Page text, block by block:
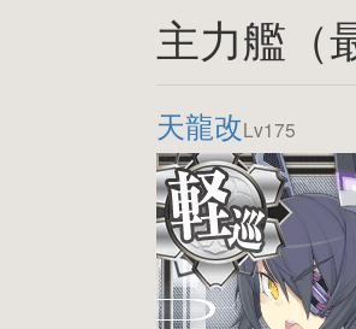
主力艦（
天龍改Lv175